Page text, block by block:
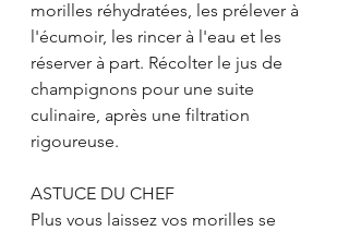
morilles réhydratées, les prélever à
l'écumoir, les rincer à l'eau et les
réserver à part. Récolter le jus de
champignons pour une suite
culinaire, après une filtration
rigoureuse.
ASTUCE DU CHEF
Plus vous laissez vos morilles se